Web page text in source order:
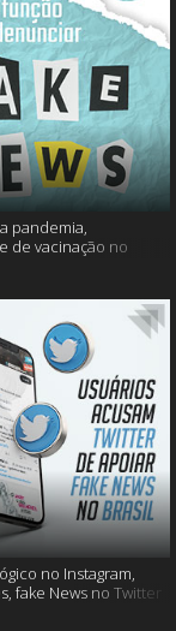
pandemia,
de vacinação no
no Instagram,
fake News no Twitter